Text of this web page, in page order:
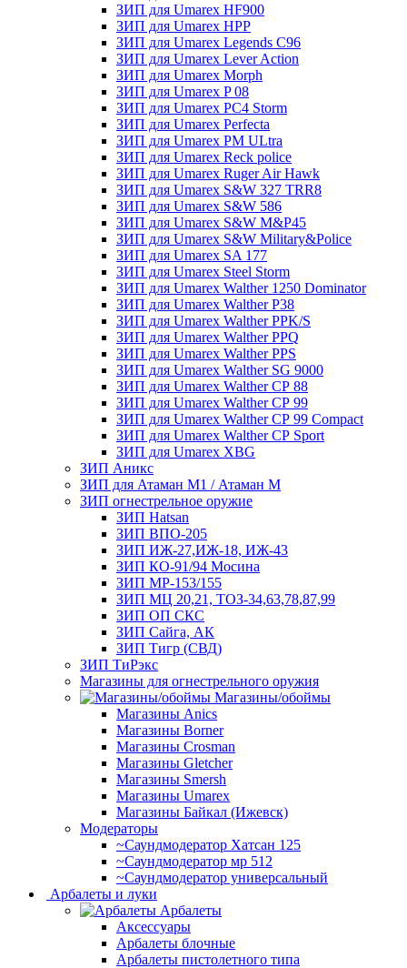
ЗИП для Umarex HF900
ЗИП для Umarex HPP
ЗИП для Umarex Legends C96
ЗИП для Umarex Lever Action
ЗИП для Umarex Morph
ЗИП для Umarex P 08
ЗИП для Umarex PC4 Storm
ЗИП для Umarex Perfecta
ЗИП для Umarex PM ULtra
ЗИП для Umarex Reck police
ЗИП для Umarex Ruger Air Hawk
ЗИП для Umarex S&W 327 TRR8
ЗИП для Umarex S&W 586
ЗИП для Umarex S&W M&P45
ЗИП для Umarex S&W Military&Police
ЗИП для Umarex SA 177
ЗИП для Umarex Steel Storm
ЗИП для Umarex Walther 1250 Dominator
ЗИП для Umarex Walther P38
ЗИП для Umarex Walther PPK/S
ЗИП для Umarex Walther PPQ
ЗИП для Umarex Walther PPS
ЗИП для Umarex Walther SG 9000
ЗИП для Umarex Walther СР 88
ЗИП для Umarex Walther СР 99
ЗИП для Umarex Walther СР 99 Compact
ЗИП для Umarex Walther СР Sport
ЗИП для Umarex XBG
ЗИП Аникс
ЗИП для Атаман М1 / Атаман М
ЗИП огнестрельное оружие
ЗИП Hatsan
ЗИП ВПО-205
ЗИП ИЖ-27,ИЖ-18, ИЖ-43
ЗИП КО-91/94 Мосина
ЗИП МР-153/155
ЗИП МЦ 20,21, ТОЗ-34,63,78,87,99
ЗИП ОП СКС
ЗИП Сайга, АК
ЗИП Тигр (СВД)
ЗИП ТиРэкс
Магазины для огнестрельного оружия
Магазины/обоймы
Магазины Anics
Магазины Borner
Магазины Crosman
Магазины Gletcher
Магазины Smersh
Магазины Umarex
Магазины Байкал (Ижевск)
Модераторы
~Cаундмодератор Хатсан 125
~Саундмодератор мр 512
~Саундмодератор универсальный
Арбалеты и луки
Арбалеты
Аксессуары
Арбалеты блочные
Арбалеты пистолетного типа